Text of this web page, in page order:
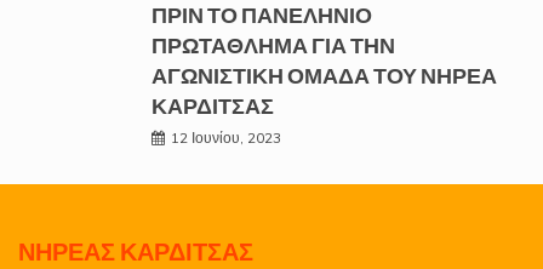
ΠΡΙΝ ΤΟ ΠΑΝΕΛΗΝΙΟ
ΠΡΩΤΑΘΛΗΜΑ ΓΙΑ ΤΗΝ
ΑΓΩΝΙΣΤΙΚΗ ΟΜΑΔΑ ΤΟΥ ΝΗΡΕΑ
ΚΑΡΔΙΤΣΑΣ
12 Ιουνίου, 2023
ΝΗΡΕΑΣ ΚΑΡΔΙΤΣΑΣ